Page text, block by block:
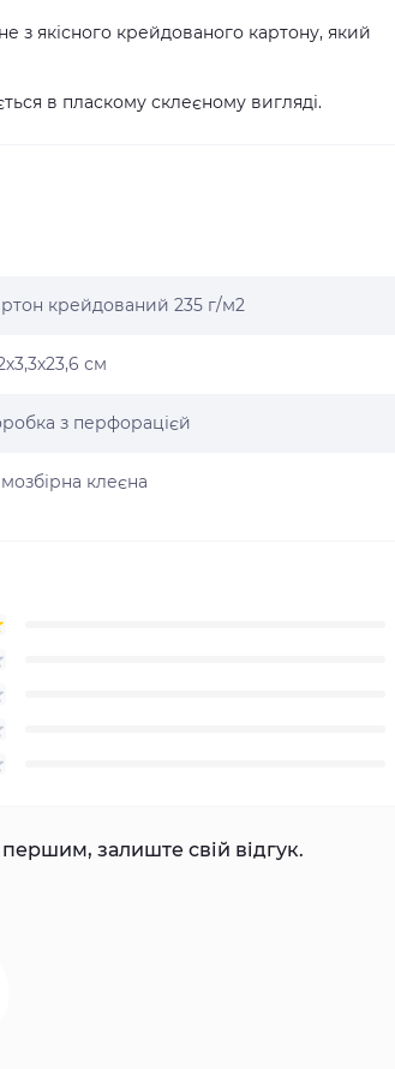
з якісного крейдованого картону, який
в пласкому склеєному вигляді.
крейдований 235 г/м2
см
з перфорацієй
клеєна
залиште свій відгук.